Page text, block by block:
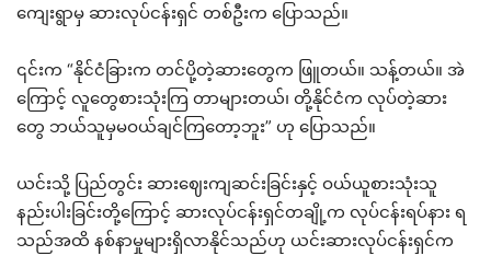
ကျေးရွာမှ ဆားလုပ်ငန်းရှင် တစ်ဦးက ပြောသည်။
၎င်းက “နိုင်ငံခြားက တင်ပို့တဲ့ဆားတွေက ဖြူတယ်။ သန့်တယ်။ အဲ
ကြောင့် လူတွေစားသုံးကြ တာများတယ်၊ တို့နိုင်ငံက လုပ်တဲ့ဆား
တွေ ဘယ်သူမှမဝယ်ချင်ကြတော့ဘူး” ဟု ပြောသည်။
ယင်းသို့ ပြည်တွင်း ဆားဈေးကျဆင်းခြင်းနှင့် ဝယ်ယူစားသုံးသူ
နည်းပါးခြင်းတို့ကြောင့် ဆားလုပ်ငန်းရှင်တချို့က လုပ်ငန်းရပ်နား ရ
သည်အထိ နစ်နာမှုများရှိလာနိုင်သည်ဟု ယင်းဆားလုပ်ငန်းရှင်က